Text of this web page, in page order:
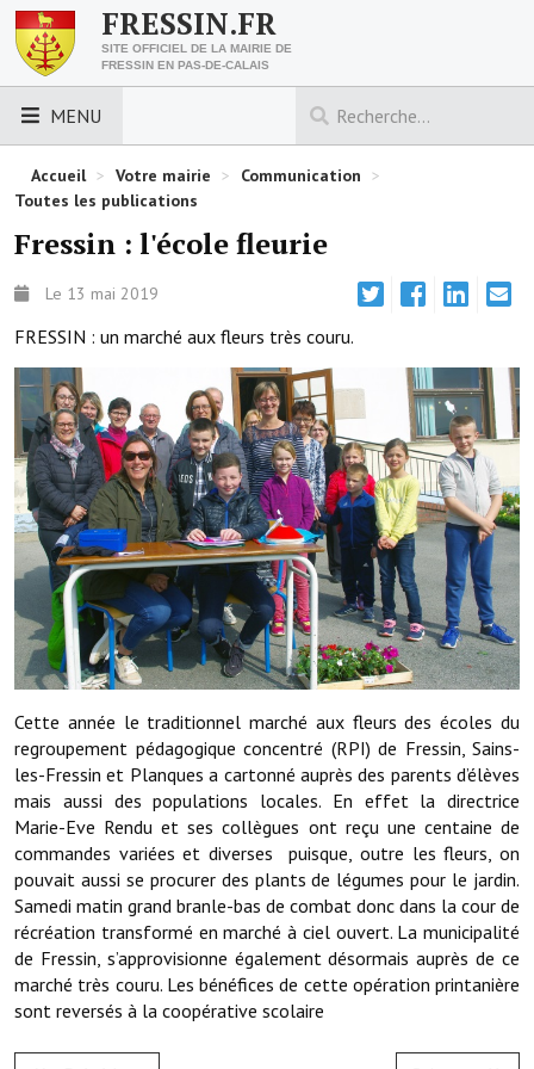
FRESSIN.FR
SITE OFFICIEL DE LA MAIRIE DE
FRESSIN EN PAS-DE-CALAIS
MENU
LES ESSENTIELS
Découvrez Fressin
Urbanisme
Nous contacter
Horaires de la mairie
Les foulées fressinoises
ACCÈS RAPIDE
Démarches administratives
Projets et travaux en cours
Fêtes et manifestations
Numéros d'urgence
Terrains et maisons à vendre
VOTRE MAIRIE
Elus et agents
L'équipe municipale
Le personnel municipal
Accueil > Votre mairie > Communication >
Toutes les publications
Fressin : l'école fleurie
Le 13 mai 2019
FRESSIN : un marché aux fleurs très couru.
Cette année le traditionnel marché aux fleurs des écoles du
regroupement pédagogique concentré (RPI) de Fressin, Sains-
les-Fressin et Planques a cartonné auprès des parents d’élèves
mais aussi des populations locales. En effet la directrice
Marie-Eve Rendu et ses collègues ont reçu une centaine de
commandes variées et diverses puisque, outre les fleurs, on
pouvait aussi se procurer des plants de légumes pour le jardin.
Samedi matin grand branle-bas de combat donc dans la cour de
récréation transformé en marché à ciel ouvert. La municipalité
de Fressin, s’approvisionne également désormais auprès de ce
marché très couru. Les bénéfices de cette opération printanière
sont reversés à la coopérative scolaire